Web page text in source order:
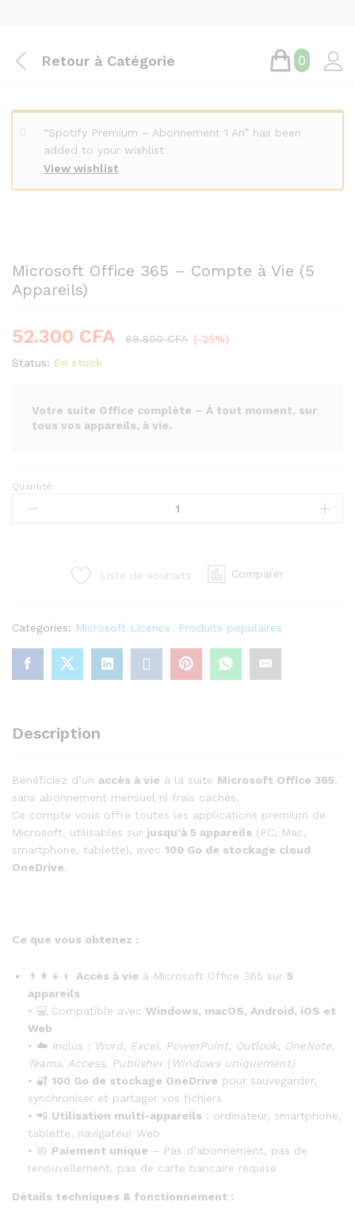
Retour à Catégorie 0
View wishlist
“Spotify Premium – Abonnement 1 An” has been
added to your wishlist
Microsoft Office 365 – Compte à Vie (5
Appareils)
52.300 CFA 69.800CFA (-25%)
Status: En stock
Votre suite Office complète – À tout moment, sur
tous vos appareils, à vie.
Microsoft
Office
Appareils)
quantity
Quantité:
Liste de souhaits Comparer
Categories: Microsoft Licence Produits populaires
Description
Bénéficiez d’un accès à vie à la suite Microsoft Office 365,
sans abonnement mensuel ni frais cachés.
Ce compte vous offre toutes les applications premium de
Microsoft, utilisables sur jusqu’à 5 appareils (PC, Mac,
smartphone, tablette), avec 100 Go de stockage cloud
OneDrive.
Ce que vous obtenez :
👨‍👩‍👧‍👦 Accès à vie à Microsoft Office 365 sur 5
appareils
• 💻 Compatible avec Windows, macOS, Android, iOS et
Web
• ☁️ Inclus : Word, Excel, PowerPoint, Outlook, OneNote,
Teams, Access, Publisher( Windows uniquement)
• 🔐 100 Go de stockage OneDrive pour sauvegarder,
synchroniser et partager vos fichiers
• 📲 Utilisation multi-appareils : ordinateur, smartphone,
tablette, navigateur Web
• 📅 Paiement unique – Pas d’abonnement, pas de
renouvellement, pas de carte bancaire requise
Détails techniques & fonctionnement :